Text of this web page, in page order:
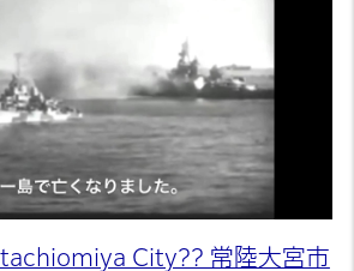
City?? 常陸大宮市